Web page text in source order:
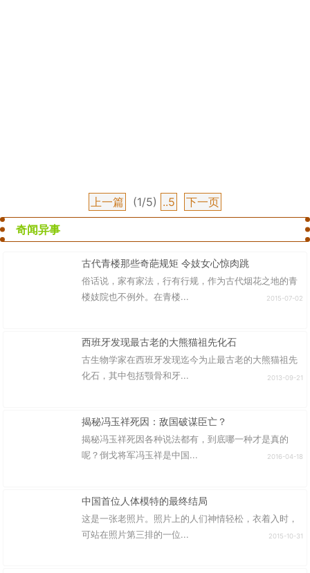
上一篇 (1/5) ..5
下一页
奇闻异事
古代青楼那些奇葩规矩 令妓女心惊肉跳
俗话说，家有家法，行有行规，作为古代烟花之地的青
楼妓院也不例外。在青楼...
2015-07-02
西班牙发现最古老的大熊猫祖先化石
古生物学家在西班牙发现迄今为止最古老的大熊猫祖先
化石，其中包括颚骨和牙...
2013-09-21
揭秘冯玉祥死因：敌国破谋臣亡？
揭秘冯玉祥死因各种说法都有，到底哪一种才是真的
呢？倒戈将军冯玉祥是中国...
2016-04-18
中国首位人体模特的最终结局
这是一张老照片。照片上的人们神情轻松，衣着入时，
可站在照片第三排的一位...
2015-10-31